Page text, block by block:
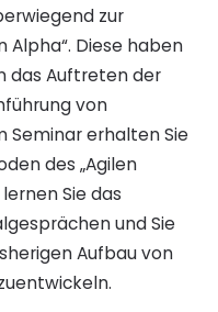
zur
Alpha“. Diese haben
das Auftreten der
von
Seminar erhalten Sie
des „Agilen
Sie das
und Sie
Aufbau von